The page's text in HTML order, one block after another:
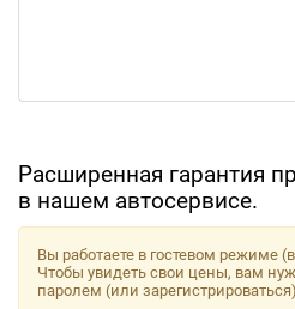
Расширенная гарантия
в нашем автосервисе.
Вы работаете в гостевом режиме
Чтобы увидеть свои цены, вам
паролем (или